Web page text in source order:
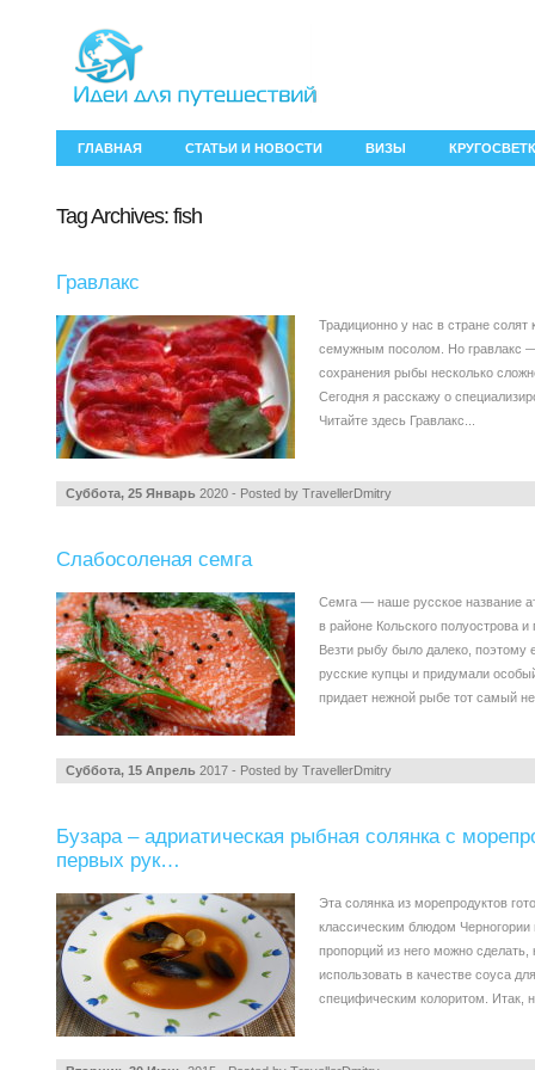
ГЛАВНАЯ СТАТЬИ И НОВОСТИ ВИЗЫ
Tag Archives: fish
Гравлакс
Традиционно у нас в стране
семужным посолом. Но гравлакс —
сохранения рыбы несколько
Сегодня я расскажу о
Читайте здесь Гравлакс...
Суббота, 25 Январь2020 - Posted by TravellerDmitry
Слабосоленая семга
Семга — наше русское название
в районе Кольского полуострова
Везти рыбу было далеко, поэтому
русские купцы и придумали
придает нежной рыбе тот самый
Суббота, 15 Апрель2017 - Posted by TravellerDmitry
Бузара – адриатическая рыбная солянка с
первых рук…
Эта солянка из морепродуктов
классическим блюдом Черногории
пропорций из него можно
использовать в качестве соуса
специфическим колоритом.